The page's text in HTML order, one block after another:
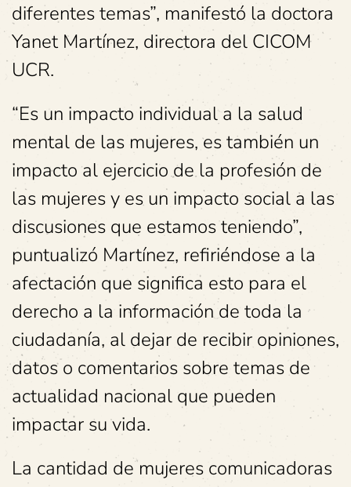
diferentes temas”, manifestó la doctora
Yanet Martínez, directora del CICOM
UCR.
“Es un impacto individual a la salud
mental de las mujeres, es también un
impacto al ejercicio de la profesión de
las mujeres y es un impacto social a las
discusiones que estamos teniendo”,
puntualizó Martínez, refiriéndose a la
afectación que significa esto para el
derecho a la información de toda la
ciudadanía, al dejar de recibir opiniones,
datos o comentarios sobre temas de
actualidad nacional que pueden
impactar su vida.
La cantidad de mujeres comunicadoras